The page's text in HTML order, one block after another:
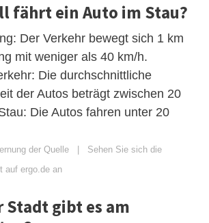
fährt ein Auto im Stau?
Der Verkehr bewegt sich 1 km
mit weniger als 40 km/h.
Die durchschnittliche
der Autos beträgt zwischen 20
Die Autos fahren unter 20
der Quelle | Sehen Sie sich die
auf ergo.de an
Stadt gibt es am